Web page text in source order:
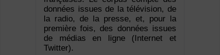
données issues de la télévision, de
la radio, de la presse, et, pour la
première fois, des données issues
de médias en ligne (Internet et
Twitter).